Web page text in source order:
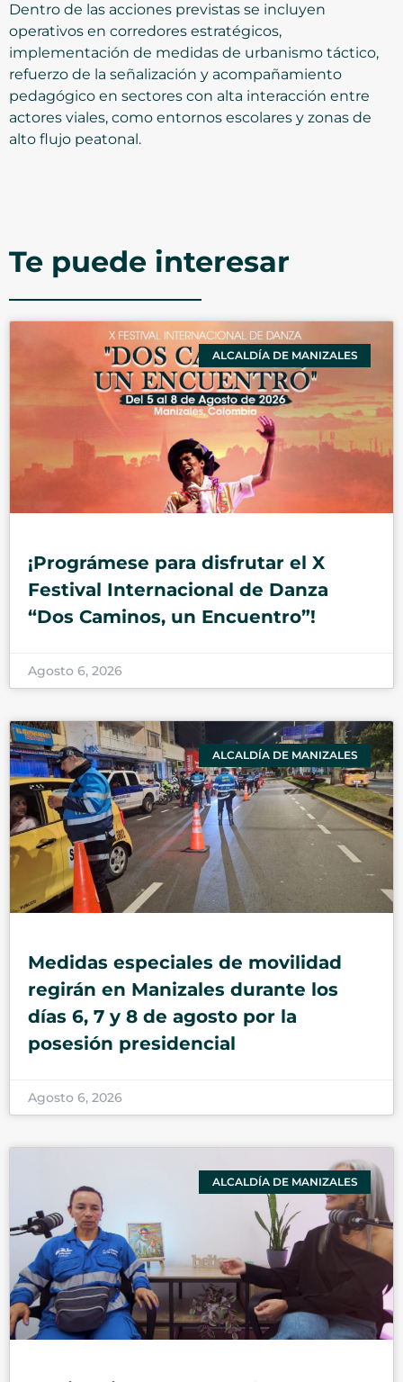
Dentro de las acciones previstas se incluyen
operativos en corredores estratégicos,
implementación de medidas de urbanismo táctico,
refuerzo de la señalización y acompañamiento
pedagógico en sectores con alta interacción entre
actores viales, como entornos escolares y zonas de
alto flujo peatonal.
Te puede interesar
ALCALDÍA DE MANIZALES
¡Prográmese para disfrutar el X
Festival Internacional de Danza
“Dos Caminos, un Encuentro”!
Agosto 6, 2026
ALCALDÍA DE MANIZALES
Medidas especiales de movilidad
regirán en Manizales durante los
días 6, 7 y 8 de agosto por la
posesión presidencial
Agosto 6, 2026
ALCALDÍA DE MANIZALES